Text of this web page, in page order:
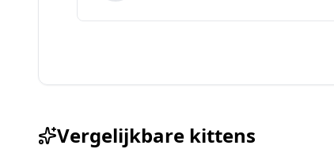
Vergelijkbare kittens